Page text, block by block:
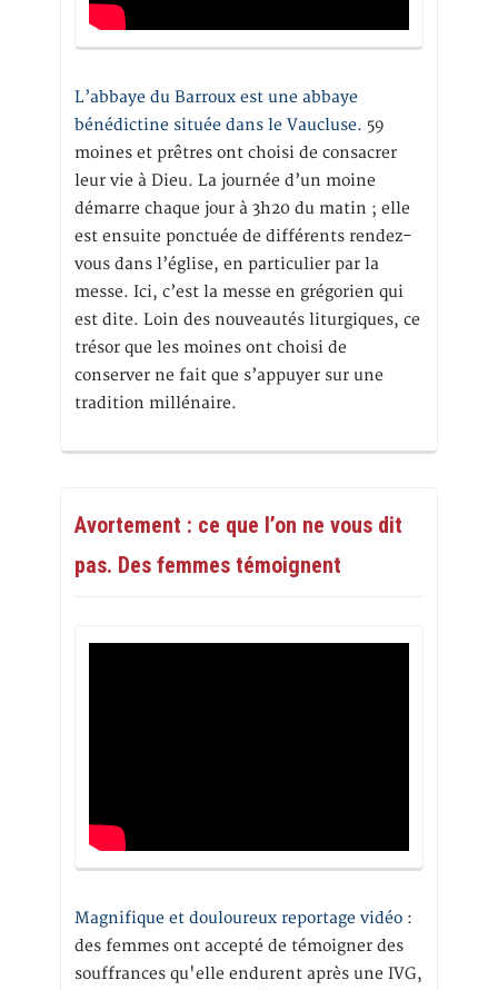
L’abbaye du Barroux est une abbaye
bénédictine située dans le Vaucluse. 59
moines et prêtres ont choisi de consacrer
leur vie à Dieu. La journée d’un moine
démarre chaque jour à 3h20 du matin ; elle
est ensuite ponctuée de différents rendez-
vous dans l’église, en particulier par la
messe. Ici, c’est la messe en grégorien qui
est dite. Loin des nouveautés liturgiques, ce
trésor que les moines ont choisi de
conserver ne fait que s’appuyer sur une
tradition millénaire.
Avortement : ce que l’on ne vous dit
pas. Des femmes témoignent
Magnifique et douloureux reportage vidéo :
des femmes ont accepté de témoigner des
souffrances qu'elle endurent après une IVG,